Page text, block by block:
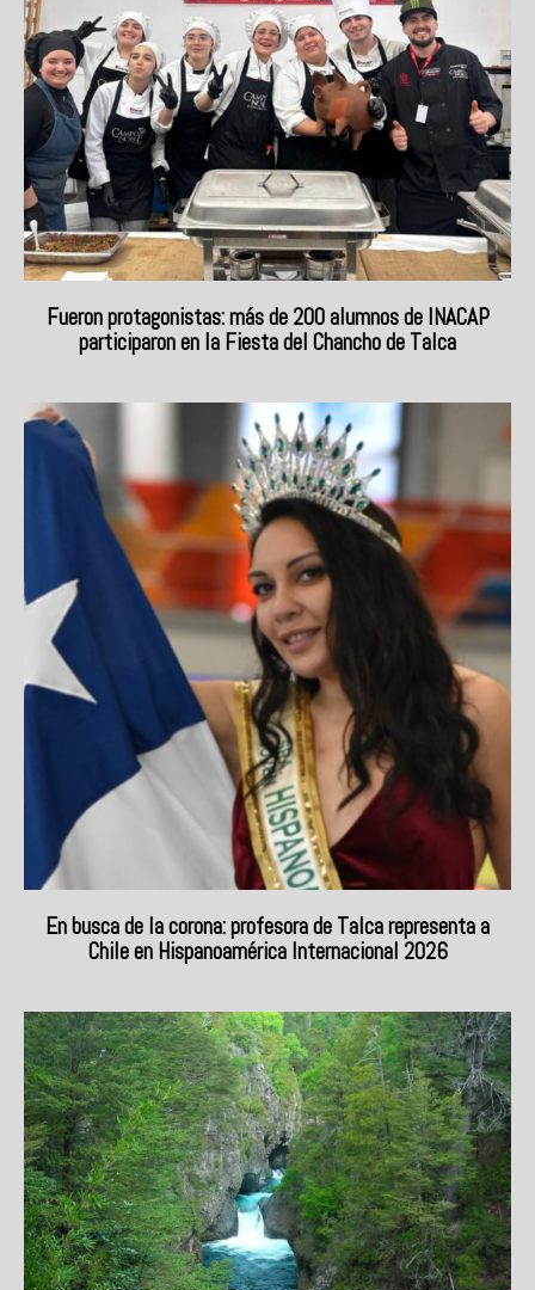
Fueron protagonistas: más de 200 alumnos de INACAP
participaron en la Fiesta del Chancho de Talca
En busca de la corona: profesora de Talca representa a
Chile en Hispanoamérica Internacional 2026